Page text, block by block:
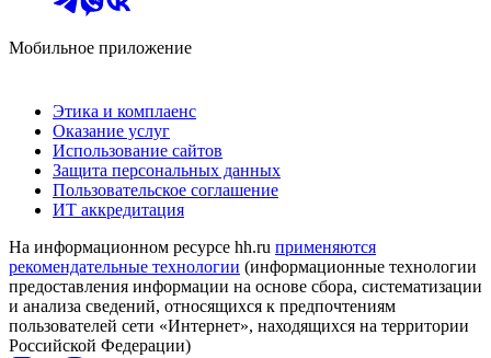
Мобильное приложение
Этика и комплаенс
Оказание услуг
Использование сайтов
Защита персональных данных
Пользовательское соглашение
ИТ аккредитация
На информационном ресурсе hh.ru применяются
рекомендательные технологии (информационные технологии
предоставления информации на основе сбора, систематизации
и анализа сведений, относящихся к предпочтениям
пользователей сети «Интернет», находящихся на территории
Российской Федерации)